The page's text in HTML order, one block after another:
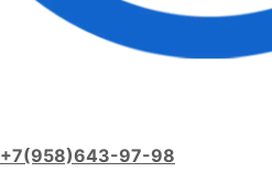
+7(958)643-97-98